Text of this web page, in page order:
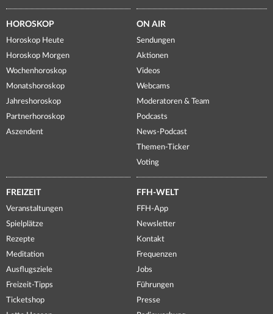
HOROSKOP
Horoskop Heute
Horoskop Morgen
Wochenhoroskop
Monatshoroskop
Jahreshoroskop
Partnerhoroskop
Aszendent
ON AIR
Sendungen
Aktionen
Videos
Webcams
Moderatoren & Team
Podcasts
News-Podcast
Themen-Ticker
Voting
FREIZEIT
Veranstaltungen
Spielplätze
Rezepte
Meditation
Ausflugsziele
Freizeit-Tipps
Ticketshop
FFH-WELT
FFH-App
Newsletter
Kontakt
Frequenzen
Jobs
Führungen
Presse